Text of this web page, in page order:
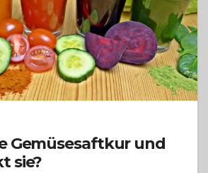
Gemüsesaftkur und
sie?